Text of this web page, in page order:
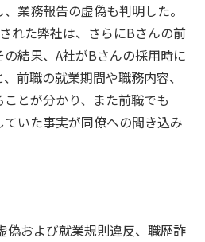
業務報告の虚偽も判明した。
れた弊社は、さらにBさんの前
結果、A社がBさんの採用時に
前職の就業期間や職務内容、
とが分かり、また前職でも
いた事実が同僚への聞き込み
偽および就業規則違反、職歴詐